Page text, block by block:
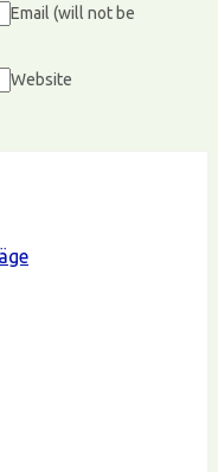
Email (will not be
Website